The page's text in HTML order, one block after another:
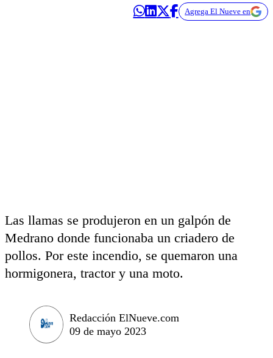
Agrega El Nueve en
Las llamas se produjeron en un galpón de
Medrano donde funcionaba un criadero de
pollos. Por este incendio, se quemaron una
hormigonera, tractor y una moto.
Redacción ElNueve.com
09 de mayo 2023